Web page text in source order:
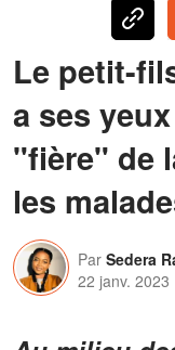
Le petit-
a ses
"fière" de
les
Par Sedera
22 janv. 2023